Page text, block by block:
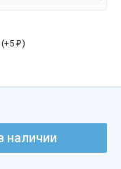
5 ₽)
наличии